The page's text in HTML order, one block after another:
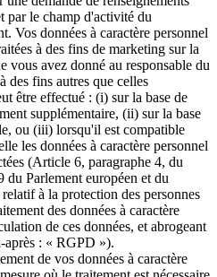
par le champ d'activité du
Vos données à caractère personnel
à des fins de marketing sur la
vous avez donné au responsable du
des fins autres que celles
être effectué : (i) sur la base de
supplémentaire, (ii) sur la base
ou (iii) lorsqu'il est compatible
les données à caractère personnel
(Article 6, paragraphe 4, du
Parlement européen et du
à la protection des personnes
des données à caractère
de ces données, et abrogeant
: « RGPD »).
de vos données à caractère